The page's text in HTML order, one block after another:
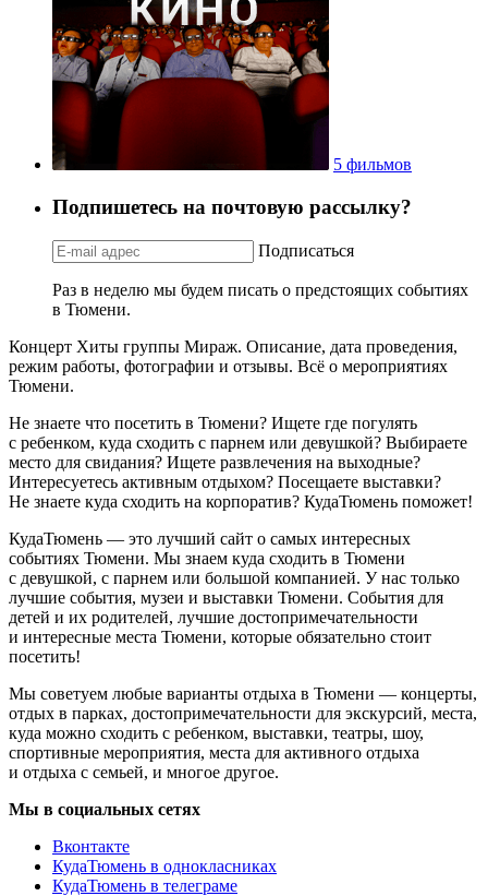
5 фильмов
Подпишетесь на почтовую рассылку?
Подписаться
Раз в неделю мы будем писать о предстоящих событиях
в Тюмени.
Концерт Хиты группы Мираж. Описание, дата проведения,
режим работы, фотографии и отзывы. Всё о мероприятиях
Тюмени.
Не знаете что посетить в Тюмени? Ищете где погулять
с ребенком, куда сходить с парнем или девушкой? Выбираете
место для свидания? Ищете развлечения на выходные?
Интересуетесь активным отдыхом? Посещаете выставки?
Не знаете куда сходить на корпоратив? КудаТюмень поможет!
КудаТюмень — это лучший сайт о самых интересных
событиях Тюмени. Мы знаем куда сходить в Тюмени
с девушкой, с парнем или большой компанией. У нас только
лучшие события, музеи и выставки Тюмени. События для
детей и их родителей, лучшие достопримечательности
и интересные места Тюмени, которые обязательно стоит
посетить!
Мы советуем любые варианты отдыха в Тюмени — концерты,
отдых в парках, достопримечательности для экскурсий, места,
куда можно сходить с ребенком, выставки, театры, шоу,
спортивные мероприятия, места для активного отдыха
и отдыха с семьей, и многое другое.
Мы в социальных сетях
Вконтакте
КудаТюмень в однокласниках
КудаТюмень в телеграме